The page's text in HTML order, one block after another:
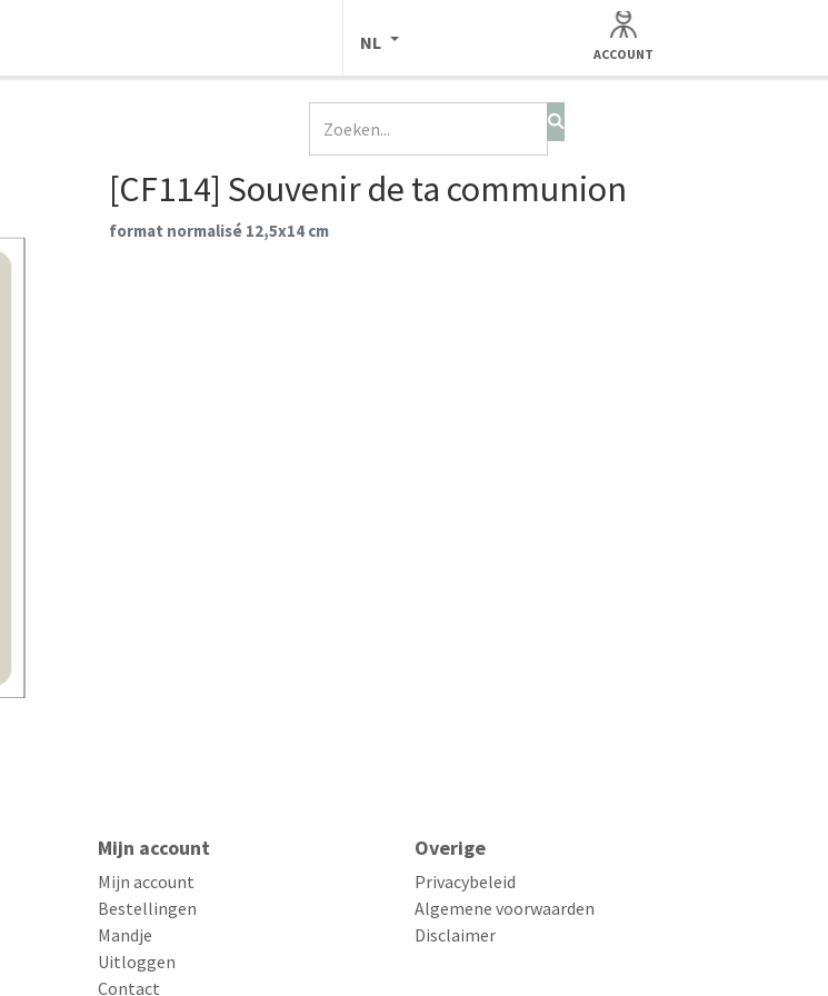
NL
ACCOUNT
[CF114] Souvenir de ta communion
format normalisé 12,5x14 cm
Mijn account
Mijn account
Bestellingen
Mandje
Uitloggen
Contact
Overige
Privacybeleid
Algemene voorwaarden
Disclaimer